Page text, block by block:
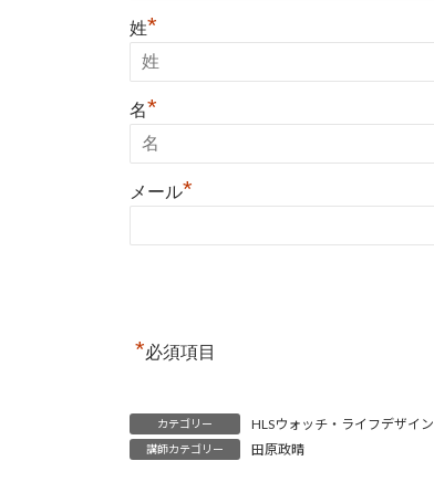
姓*
名*
メール*
*必須項目
カテゴリー HLSウォッチ・ライフデザイン
講師カテゴリー 田原政晴